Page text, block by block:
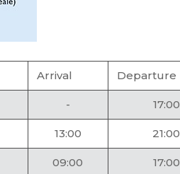
Arrival Departure
- 17:00
13:00 21:00
09:00 17:00